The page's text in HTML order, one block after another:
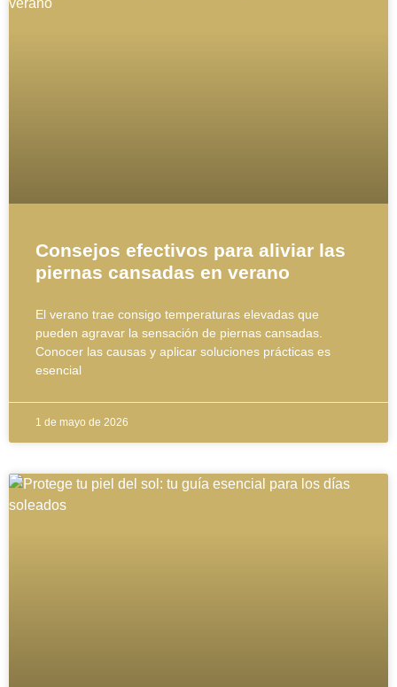
Consejos efectivos para aliviar las
piernas cansadas en verano
El verano trae consigo temperaturas elevadas que
pueden agravar la sensación de piernas cansadas.
Conocer las causas y aplicar soluciones prácticas es
esencial
1 de mayo de 2026